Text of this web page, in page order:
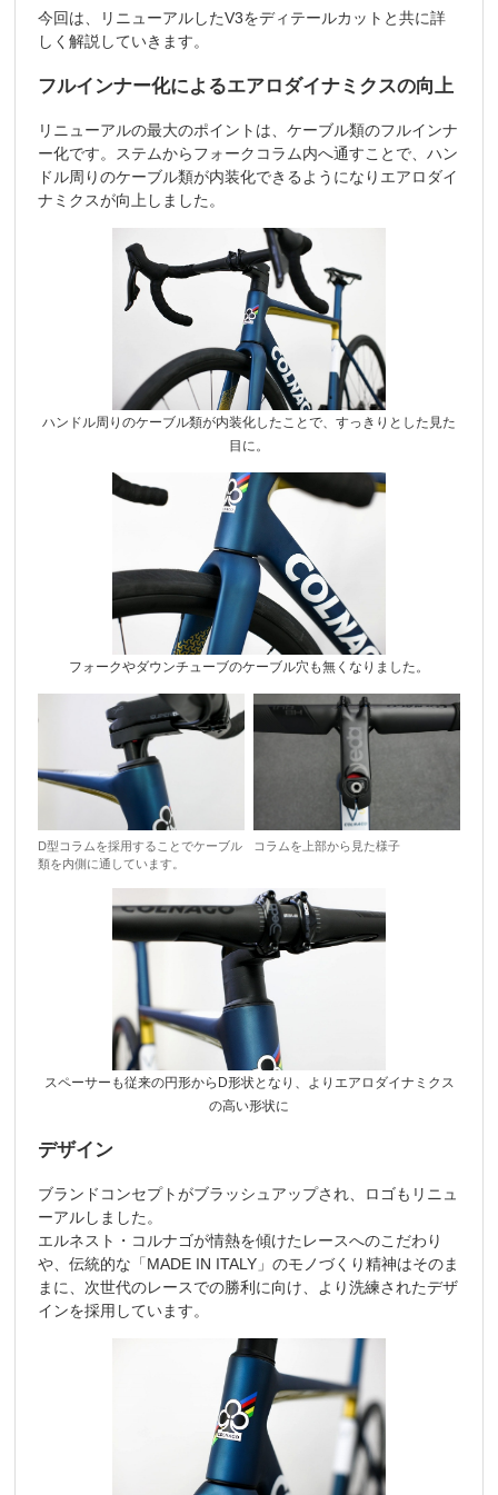
今回は、リニューアルしたV3をディテールカットと共に詳
しく解説していきます。
フルインナー化によるエアロダイナミクスの向上
リニューアルの最大のポイントは、ケーブル類のフルインナ
ー化です。ステムからフォークコラム内へ通すことで、ハン
ドル周りのケーブル類が内装化できるようになりエアロダイ
ナミクスが向上しました。
ハンドル周りのケーブル類が内装化したことで、すっきりとした見た
目に。
フォークやダウンチューブのケーブル穴も無くなりました。
D型コラムを採用することでケーブル
類を内側に通しています。
コラムを上部から見た様子
スペーサーも従来の円形からD形状となり、よりエアロダイナミクス
の高い形状に
デザイン
ブランドコンセプトがブラッシュアップされ、ロゴもリニュ
ーアルしました。
エルネスト・コルナゴが情熱を傾けたレースへのこだわり
や、伝統的な「MADE IN ITALY」のモノづくり精神はそのま
まに、次世代のレースでの勝利に向け、より洗練されたデザ
インを採用しています。